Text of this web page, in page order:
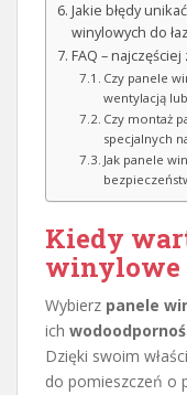
Jakie błędy
winylowych do
FAQ –
Czy panele
wentylacją
Czy montaż
specjalnych
Jak panele
Kiedy
winylowe
Wybierz panele
ich
Dzięki swoim
do pomieszczeń o